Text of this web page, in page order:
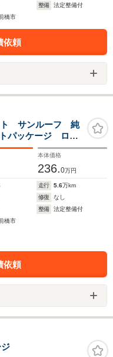
整備
法定整備付
橋市
依頼
ト サンルーフ 純
パッケージ ロー
本体価格
236.0万円
走行 5.6万km
修復
なし
整備
法定整備付
橋市
依頼